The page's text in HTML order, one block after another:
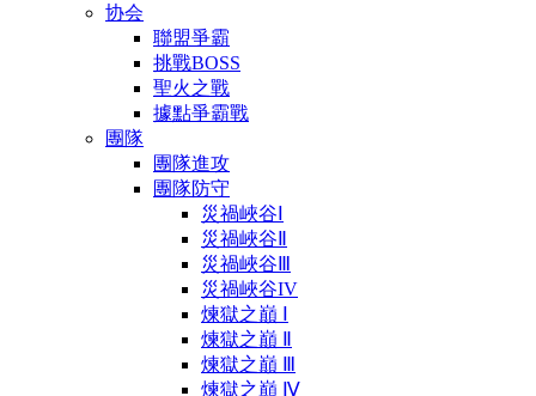
协会
聯盟爭霸
挑戰BOSS
聖火之戰
據點爭霸戰
團隊
團隊進攻
團隊防守
災禍峽谷Ⅰ
災禍峽谷Ⅱ
災禍峽谷Ⅲ
災禍峽谷IV
煉獄之巔 Ⅰ
煉獄之巔 Ⅱ
煉獄之巔 Ⅲ
煉獄之巔 Ⅳ